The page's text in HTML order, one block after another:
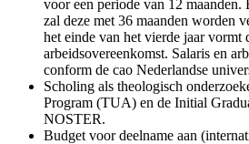
voor een periode van 12 maanden.
zal deze met 36 maanden worden
het einde van het vierde jaar vormt
arbeidsovereenkomst. Salaris en
conform de cao Nederlandse
Scholing als theologisch
Program (TUA) en de Initial
NOSTER.
Budget voor deelname aan